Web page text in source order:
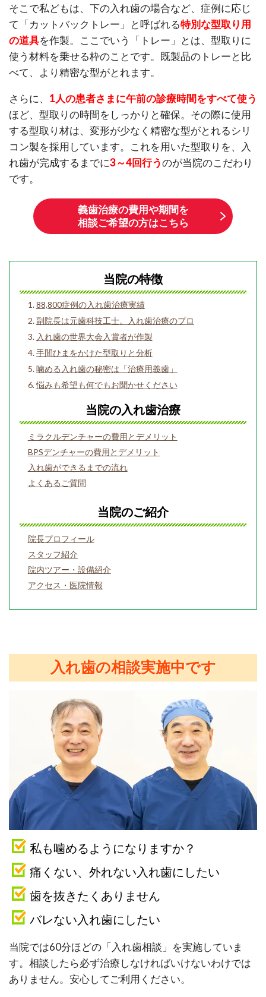
そこで私どもは、下の入れ歯の場合など、症例に応じ
て「カットバックトレー」と呼ばれる特別な型取り用
の道具を作製。ここでいう「トレー」とは、型取りに
使う材料を乗せる枠のことです。既製品のトレーと比
べて、より精密な型がとれます。
さらに、 1人の患者さまに午前の診療時間をすべて使う
ほど、型取りの時間をしっかりと確保。その際に使用
する型取り材は、変形が少なく精密な型がとれるシリ
コン製を採用しています。これを用いた型取りを、入
れ歯が完成するまでに3～4回行うのが当院のこだわり
です。
義歯治療の費用や期間を
相談ご希望の方はこちら
当院の特徴
88,800症例の入れ歯治療実績
副院長は元歯科技工士。入れ歯治療のプロ
入れ歯の世界大会入賞者が作製
手間ひまをかけた型取りと分析
噛める入れ歯の秘密は「治療用義歯」
悩みも希望も何でもお聞かせください
当院の入れ歯治療
ミラクルデンチャーの費用とデメリット
BPSデンチャーの費用とデメリット
入れ歯ができるまでの流れ
よくあるご質問
当院のご紹介
院長プロフィール
スタッフ紹介
院内ツアー・設備紹介
アクセス・医院情報
入れ歯の相談実施中です
私も噛めるようになりますか？
痛くない、外れない入れ歯にしたい
歯を抜きたくありません
バレない入れ歯にしたい
当院では60分ほどの「入れ歯相談」を実施していま
す。相談したら必ず治療しなければいけないわけでは
ありません。安心してご利用ください。